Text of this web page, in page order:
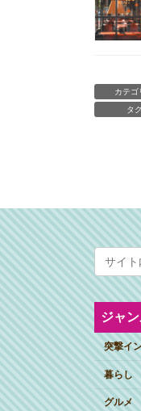
カテゴ
タ
ジャ
突撃イ
暮らし
グルメ